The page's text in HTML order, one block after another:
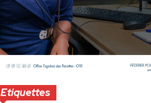
Etiquettes